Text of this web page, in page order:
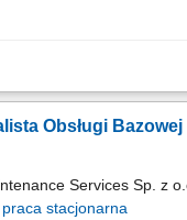
Obsługa mieszkańców:
udzielanie informacji
na pisma. Praca w terenie i
Obsługi Bazowej
Services Sp. z
praca stacjonarna